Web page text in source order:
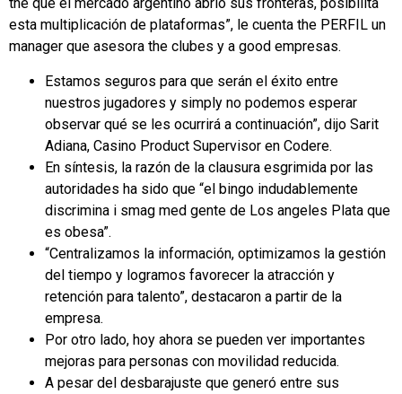
esta multiplicación de plataformas”, le cuenta the PERFIL un
manager que asesora the clubes y a good empresas.
Estamos seguros para que serán el éxito entre
nuestros jugadores y simply no podemos esperar
observar qué se les ocurrirá a continuación”, dijo Sarit
Adiana, Casino Product Supervisor en Codere.
En síntesis, la razón de la clausura esgrimida por las
autoridades ha sido que “el bingo indudablemente
discrimina i smag med gente de Los angeles Plata que
es obesa”.
“Centralizamos la información, optimizamos la gestión
del tiempo y logramos favorecer la atracción y
retención para talento”, destacaron a partir de la
empresa.
Por otro lado, hoy ahora se pueden ver importantes
mejoras para personas con movilidad reducida.
A pesar del desbarajuste que generó entre sus